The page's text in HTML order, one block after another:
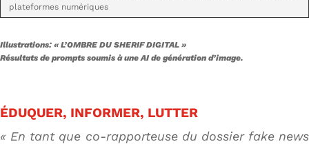
plateformes numériques
Illustrations: « L’OMBRE DU SHERIF DIGITAL »
Résultats de prompts soumis à une AI de génération d’image.
ÉDUQUER, INFORMER, LUTTER
« En tant que co-rapporteuse du dossier fake news